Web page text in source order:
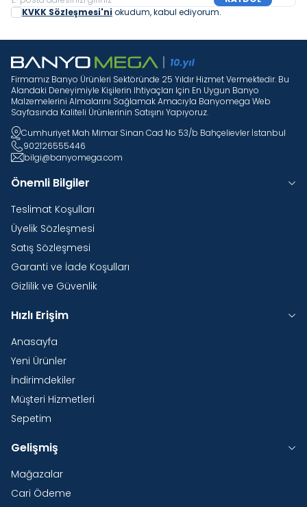
KVKK Sözleşmesi'ni okudum, kabul ediyorum.
Firmamız Banyo Ürünleri Sektöründe 25 Yıldır Hizmet Vermektedir. Bu
Alandaki Deneyimiyle Kişilerin Ihtiyaçları Için En Uygun Banyo
Malzemelerini Almalarını Sağlamak Amacıyla Banyomega Web
Sayfasında Kaliteli Ürünlerinin Satışını Yapıyoruz.
Cumhuriyet Mah Mimar Sinan Cad No 53/b Bahçelievler İstanbul
902126555446
bilgi@banyomega.com
Önemli Bilgiler
Teslimat Koşulları
Üyelik Sözleşmesi
Satış Sözleşmesi
Garanti ve İade Koşulları
Gizlilik ve Güvenlik
Hızlı Erişim
Anasayfa
Yeni Ürünler
İndirimdekiler
Müşteri Hizmetleri
Sepetim
Gelişmiş
Mağazalar
Cari Ödeme